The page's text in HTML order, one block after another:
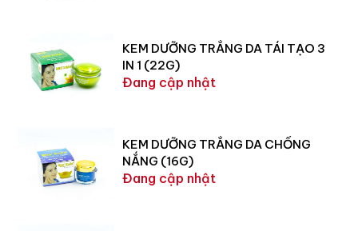
KEM DƯỠNG TRẮNG DA TÁI TẠO 3
IN 1 (22G)
Đang cập nhật
KEM DƯỠNG TRẮNG DA CHỐNG
NẮNG (16G)
Đang cập nhật